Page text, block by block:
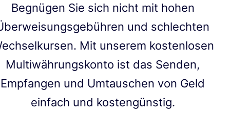
Begnügen Sie sich nicht mit hohen
und schlechten
Mit unserem kostenlosen
Multiwährungskonto ist das Senden,
Empfangen und Umtauschen von Geld
einfach und kostengünstig.